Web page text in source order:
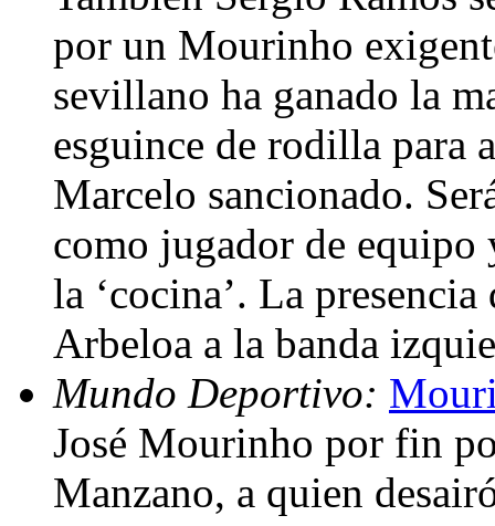
por un Mourinho
sevillano ha ganado la
esguince de rodilla para
Marcelo sancionado.
como jugador de equipo
la ‘cocina’. La
Arbeloa a la banda
Mundo Deportivo:
José Mourinho por fin
Manzano, a quien